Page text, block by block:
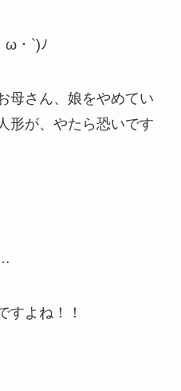
ω・`)ﾉ
母さん、娘をやめてい
形が、やたら恐いです
すよね！！